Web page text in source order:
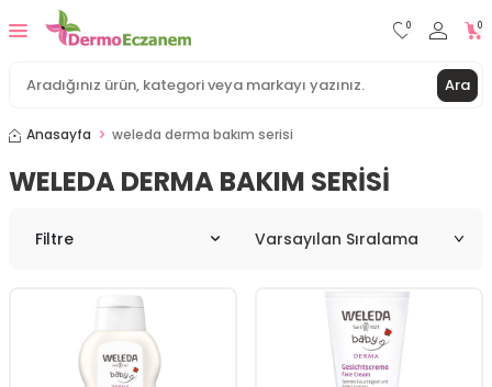
Ara
0 0
Anasayfa weleda derma bakım serisi
WELEDA DERMA BAKIM SERISI
Filtre